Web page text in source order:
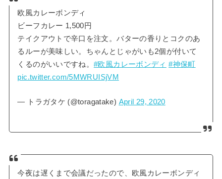
欧風カレーボンディ
ビーフカレー 1,500円
テイクアウトで辛口を注文。バターの香りとコクのあ
るルーが美味しい。ちゃんとじゃがいも2個が付いて
くるのがいいですね。#欧風カレーボンディ #神保町
pic.twitter.com/5MWRUISjVM
— トラガタケ (@toragatake) April 29, 2020
今夜は遅くまで会議だったので、欧風カレーボンディ